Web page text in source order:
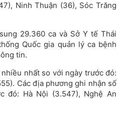
Ninh Thuận (36), Sóc Trăng
29.360 ca và Sở Y tế Thái
Quốc gia quản lý ca bệnh
tin.
nhất so với ngày trước đó:
Các địa phương ghi nhận số
đó: Hà Nội (3.547), Nghệ An